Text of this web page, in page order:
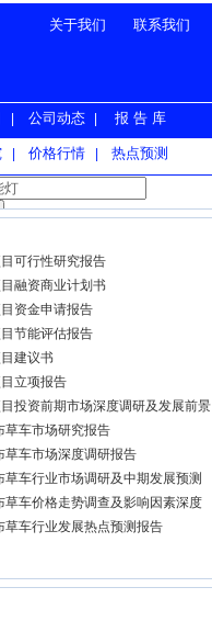
关于我们 联系我们
公司动态 报 告 库
价格行情 热点预测
可行性研究报告
融资商业计划书
资金申请报告
节能评估报告
建议书
立项报告
投资前期市场深度调研及发展前景
草车市场研究报告
草车市场深度调研报告
车行业市场调研及中期发展预测
草车价格走势调查及影响因素深度
草车行业发展热点预测报告